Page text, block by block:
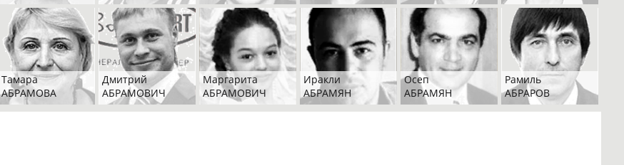
Тамара
АБРАМОВА
Дмитрий
АБРАМОВИЧ
Маргарита
АБРАМОВИЧ
Иракли
АБРАМЯН
Осеп
АБРАМЯН
Рамиль
АБРАРОВ